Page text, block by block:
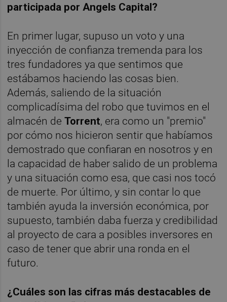
participada por Angels Capital?
En primer lugar, supuso un voto y una
inyección de confianza tremenda para los
tres fundadores ya que sentimos que
estábamos haciendo las cosas bien.
Además, saliendo de la situación
complicadísima del robo que tuvimos en el
almacén deTorrent, era como un "premio"
por cómo nos hicieron sentir que habíamos
demostrado que confiaran en nosotros y en
la capacidad de haber salido de un problema
y una situación como esa, que casi nos tocó
de muerte. Por último, y sin contar lo que
también ayuda la inversión económica, por
supuesto, también daba fuerza y credibilidad
al proyecto de cara a posibles inversores en
caso de tener que abrir una ronda en el
futuro.
¿Cuáles son las cifras más destacables de